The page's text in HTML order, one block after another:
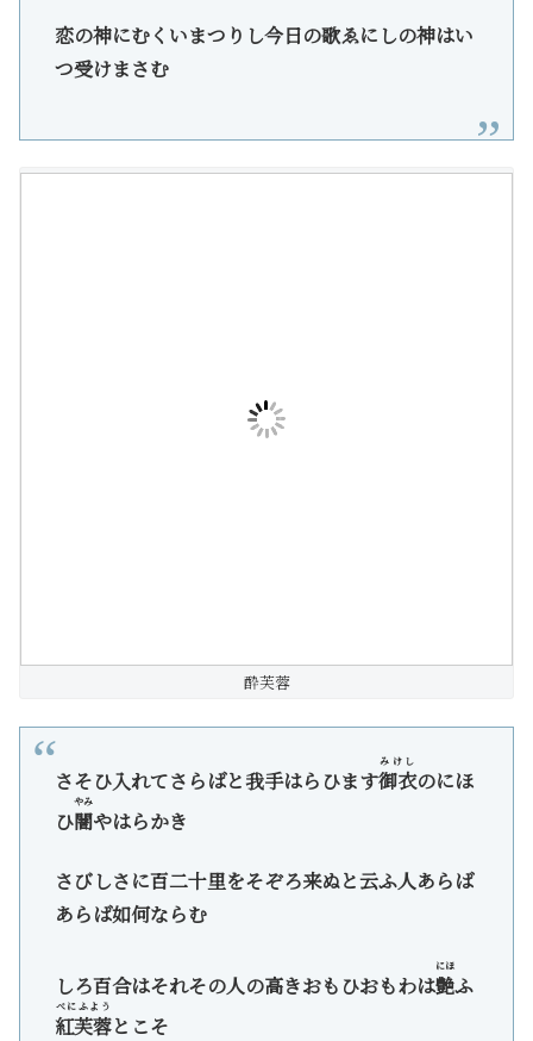
恋の神にむくいまつりし今日の歌ゑにしの神はい
つ受けまさむ
酔芙蓉
さそひ入れてさらばと我手はらひます御衣
みけし
のにほ
ひ闇
やみ
やはらかき
さびしさに百二十里をそぞろ来ぬと云ふ人あらば
あらば如何ならむ
しろ百合はそれその人の高きおもひおもわは艶
にほ
ふ
紅芙蓉
べにふよう
とこそ